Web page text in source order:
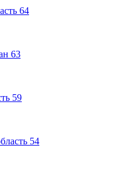
64
63
59
54